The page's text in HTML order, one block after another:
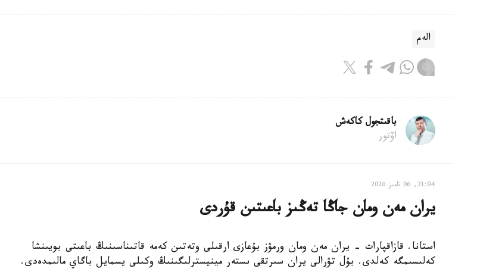
الەم
باقىتجول كاكەش
اۆتور
21:04, 06 تامىز 2026
يران مەن ومان جاڭا تەڭىز باعىتىن قۇردى
استانا. قازاقپارات - يران مەن ومان ورمۋز بۇعازى ارقىلى وتەتىن كەمە قاتىناسىنىڭ باعىتى بويىنشا
كەلىسىمگە كەلدى. بۇل تۋرالى يران سىرتقى ىستەر مينيسترلىگىنىڭ وكىلى يسمايل باگاي مالىمدەدى.